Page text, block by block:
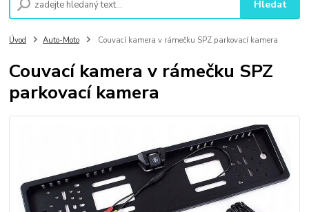
Hledat
Úvod Auto-Moto Couvací kamera v rámečku SPZ parkovací kamera
Couvací kamera v rámečku SPZ
parkovací kamera